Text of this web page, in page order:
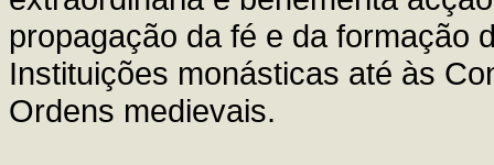
propagação da fé e da formação
Instituições monásticas até às
Ordens medievais.